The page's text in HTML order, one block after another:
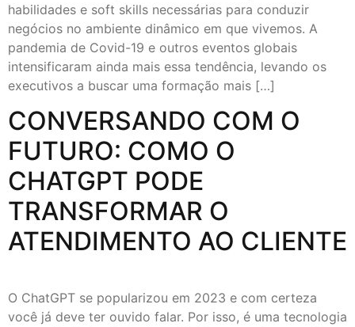
habilidades e soft skills necessárias para conduzir
negócios no ambiente dinâmico em que vivemos. A
pandemia de Covid-19 e outros eventos globais
intensificaram ainda mais essa tendência, levando os
executivos a buscar uma formação mais […]
CONVERSANDO COM O
FUTURO: COMO O
CHATGPT PODE
TRANSFORMAR O
ATENDIMENTO AO CLIENTE
O ChatGPT se popularizou em 2023 e com certeza
você já deve ter ouvido falar. Por isso, é uma tecnologia